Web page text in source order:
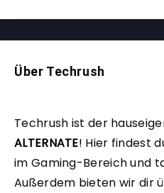
Über Techrush
Techrush ist der
ALTERNATE! Hier findest
im Gaming-Bereich und
Außerdem bieten wir dir